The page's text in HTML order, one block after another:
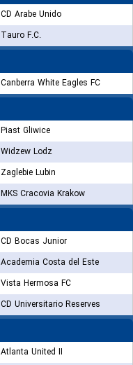
CD Arabe Unido
Tauro F.C.
Canberra White Eagles FC
Piast Gliwice
Widzew Lodz
Zaglebie Lubin
MKS Cracovia Krakow
CD Bocas Junior
Academia Costa del Este
Vista Hermosa FC
CD Universitario Reserves
Atlanta United II